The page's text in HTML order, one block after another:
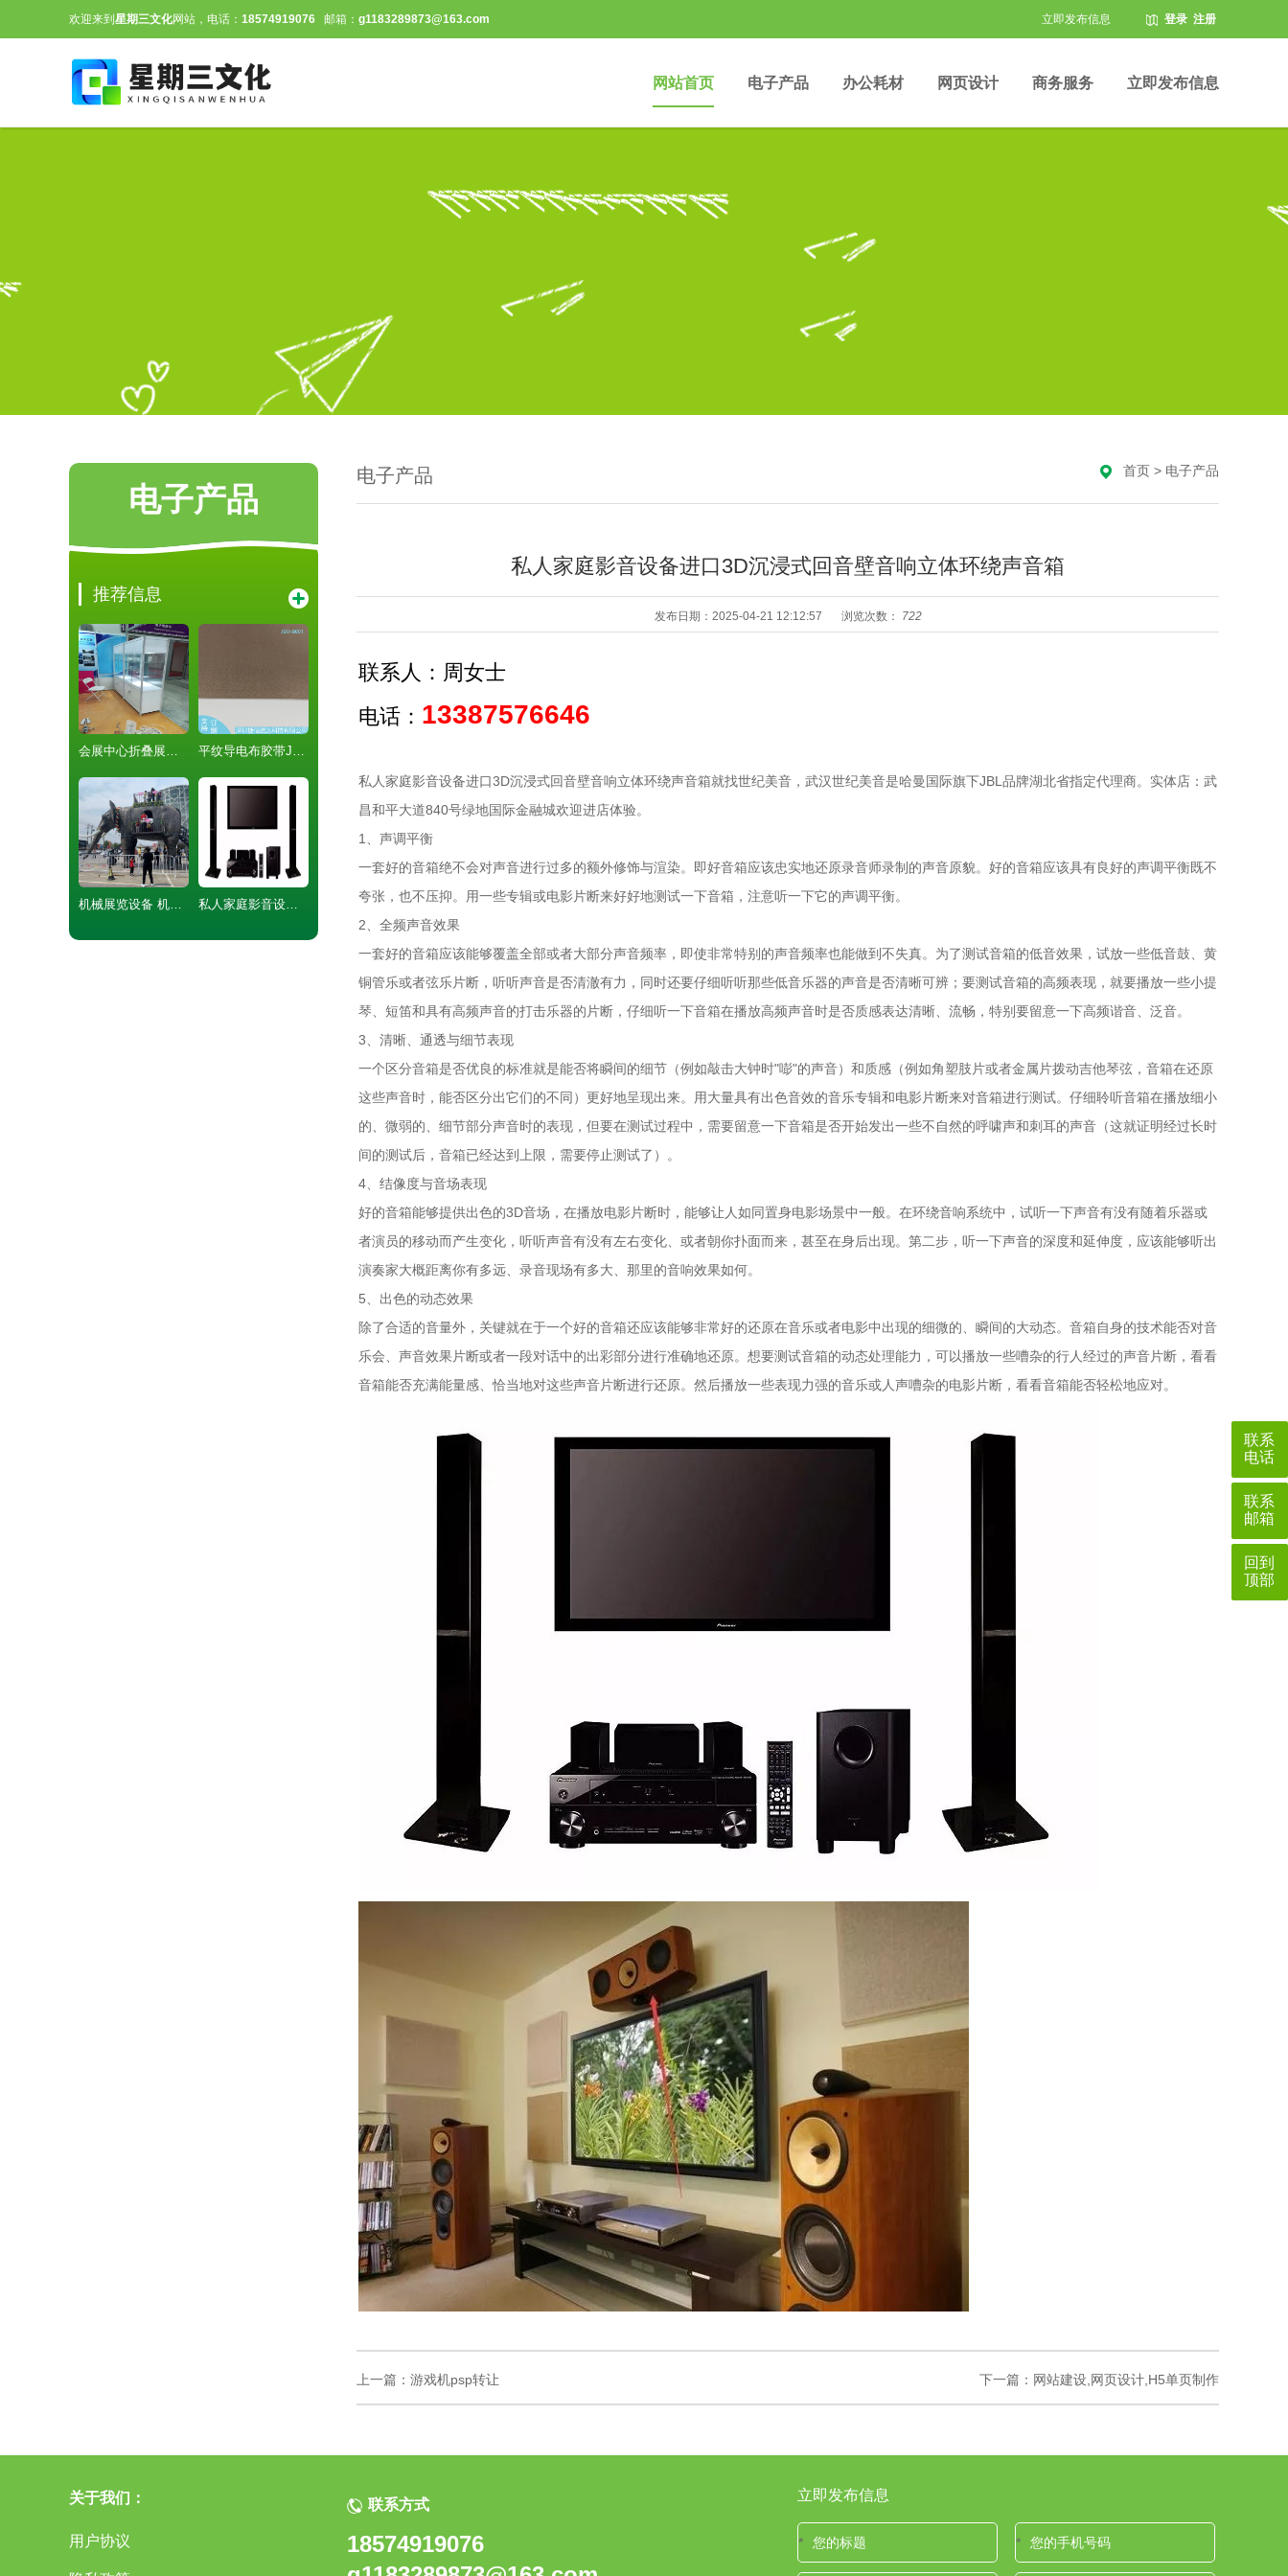
欢迎来到 星期三文化网站，电话： 18574919076 邮箱： g1183289873@163.com 立即发布信息 登录 注册
网站首页 电子产品 办公耗材 网页设计 商务服务 立即发布信息
电子产品
推荐信息
会展中心折叠展柜 八棱柱展柜出租-展台装修-PVC板制作 平纹导电布胶带JSM-B001导电垫片T0.12MM军工5G
机械展览设备 机械大象展 私人家庭影音设备进口3D沉浸式回音壁音响立体环绕声音箱
首页 > 电子产品
电子产品
私人家庭影音设备进口3D沉浸式回音壁音响立体环绕声音箱
发布日期：2025-04-21 12:12:57 浏览次数： 722
联系人：周女士
电话： 13387576646
私人家庭影音设备进口3D沉浸式回音壁音响立体环绕声音箱就找世纪美音，武汉世纪美音是哈曼国际旗下JBL品牌湖北省指定代理商。实体店：武
昌和平大道840号绿地国际金融城欢迎进店体验。
1、声调平衡
一套好的音箱绝不会对声音进行过多的额外修饰与渲染。即好音箱应该忠实地还原录音师录制的声音原貌。好的音箱应该具有良好的声调平衡既不
夸张，也不压抑。用一些专辑或电影片断来好好地测试一下音箱，注意听一下它的声调平衡。
2、全频声音效果
一套好的音箱应该能够覆盖全部或者大部分声音频率，即使非常特别的声音频率也能做到不失真。为了测试音箱的低音效果，试放一些低音鼓、黄
铜管乐或者弦乐片断，听听声音是否清澈有力，同时还要仔细听听那些低音乐器的声音是否清晰可辨；要测试音箱的高频表现，就要播放一些小提
琴、短笛和具有高频声音的打击乐器的片断，仔细听一下音箱在播放高频声音时是否质感表达清晰、流畅，特别要留意一下高频谐音、泛音。
3、清晰、通透与细节表现
一个区分音箱是否优良的标准就是能否将瞬间的细节（例如敲击大钟时"嘭"的声音）和质感（例如角塑肢片或者金属片拨动吉他琴弦，音箱在还原
这些声音时，能否区分出它们的不同）更好地呈现出来。用大量具有出色音效的音乐专辑和电影片断来对音箱进行测试。仔细聆听音箱在播放细小
的、微弱的、细节部分声音时的表现，但要在测试过程中，需要留意一下音箱是否开始发出一些不自然的呼啸声和刺耳的声音（这就证明经过长时
间的测试后，音箱已经达到上限，需要停止测试了）。
4、结像度与音场表现
好的音箱能够提供出色的3D音场，在播放电影片断时，能够让人如同置身电影场景中一般。在环绕音响系统中，试听一下声音有没有随着乐器或
者演员的移动而产生变化，听听声音有没有左右变化、或者朝你扑面而来，甚至在身后出现。第二步，听一下声音的深度和延伸度，应该能够听出
演奏家大概距离你有多远、录音现场有多大、那里的音响效果如何。
5、出色的动态效果
除了合适的音量外，关键就在于一个好的音箱还应该能够非常好的还原在音乐或者电影中出现的细微的、瞬间的大动态。音箱自身的技术能否对音
乐会、声音效果片断或者一段对话中的出彩部分进行准确地还原。想要测试音箱的动态处理能力，可以播放一些嘈杂的行人经过的声音片断，看看
音箱能否充满能量感、恰当地对这些声音片断进行还原。然后播放一些表现力强的音乐或人声嘈杂的电影片断，看看音箱能否轻松地应对。
上一篇： 游戏机psp转让 下一篇： 网站建设,网页设计,H5单页制作
关于我们：
用户协议
联系方式
18574919076
立即发布信息
* *
联系
电话
联系
邮箱
回到
顶部